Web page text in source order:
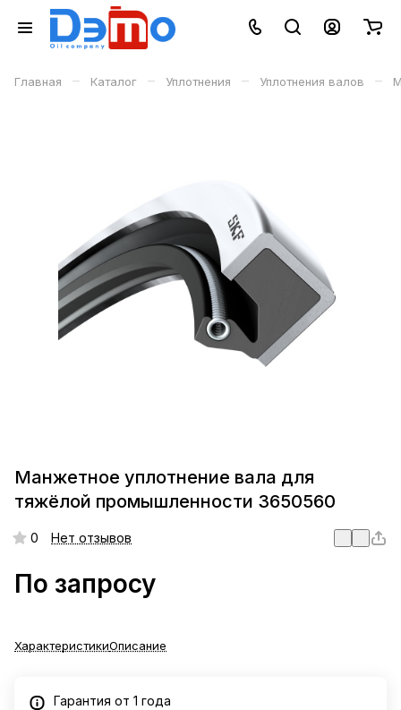
Главная – Каталог – Уплотнения – Уплотнения валов –
Манжетное уплотнение вала для
тяжёлой промышленности 3650560
0 Нет отзывов
По запросу
ХарактеристикиОписание
Гарантия от 1 года